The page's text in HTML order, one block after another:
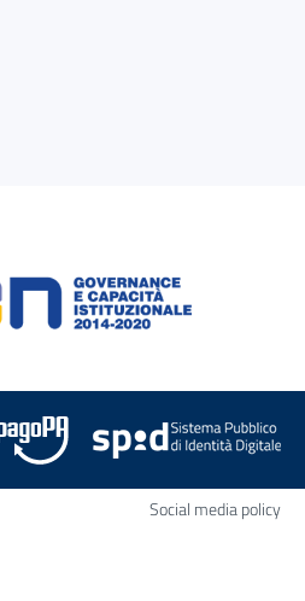
Social media policy